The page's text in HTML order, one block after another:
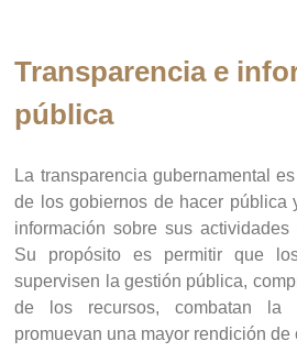
Transparencia e
pública
La transparencia gubernamental
de los gobiernos de hacer pública
información sobre sus actividades
Su propósito es permitir que
supervisen la gestión pública,
de los recursos, combatan la
promuevan una mayor rendición de